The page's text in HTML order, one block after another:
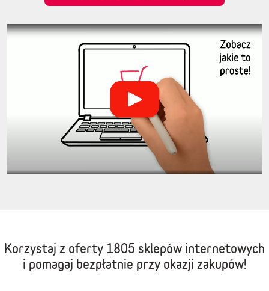
Korzystaj z oferty 1805 sklepów internetowych
i pomagaj bezpłatnie przy okazji zakupów!